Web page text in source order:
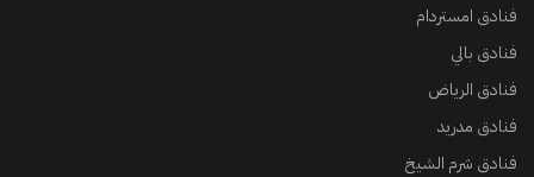
فنادق امستردام
فنادق بالي
فنادق الرياض
فنادق مدريد
فنادق شرم الشيخ